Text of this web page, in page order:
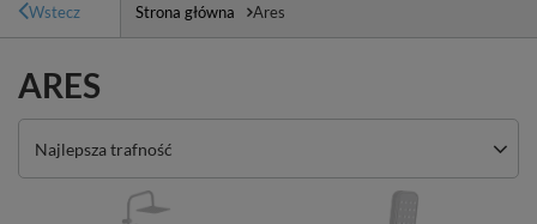
Wstecz Strona główna Ares
ARES
Zmień sortowanie
Najlepsza trafność